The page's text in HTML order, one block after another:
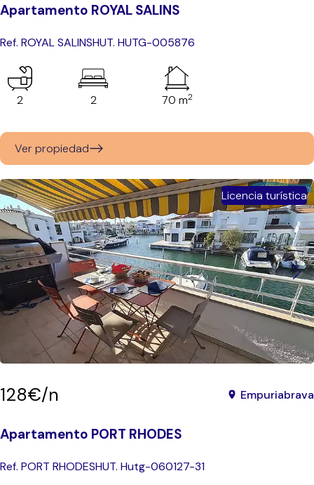
Apartamento ROYAL SALINS
Ref. ROYAL SALINSHUT. HUTG-005876
2 2 70 m2
Ver propiedad
Licencia turística
128€/n Empuriabrava
Apartamento PORT RHODES
Ref. PORT RHODESHUT. Hutg-060127-31